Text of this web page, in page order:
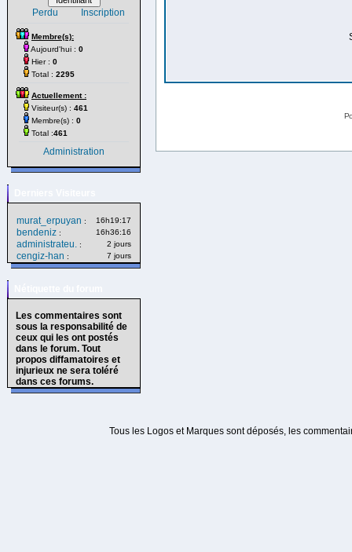
Perdu Inscription
Membre(s):
Aujourd'hui : 0
Hier : 0
Total : 2295
Actuellement :
Visiteur(s) : 461
Membre(s) : 0
Total :461
Administration
murat_erpuyan : 16h19:17
bendeniz : 16h36:16
administrateu. : 2 jours
cengiz-han : 7 jours
Les commentaires sont
sous la responsabilité de
ceux qui les ont postés
dans le forum. Tout
propos diffamatoires et
injurieux ne sera toléré
dans ces forums.
Tous les Logos et Marques sont déposés, les